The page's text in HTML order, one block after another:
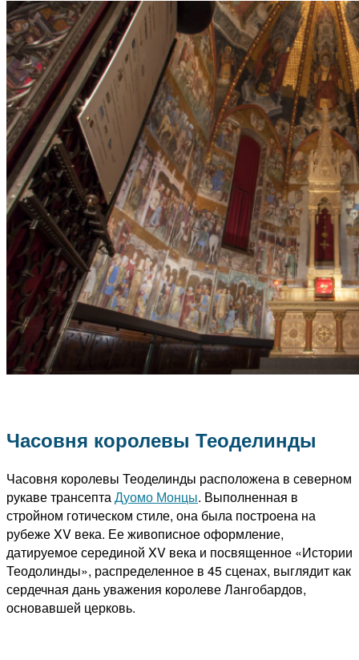
Часовня королевы Теоделинды
Часовня королевы Теоделинды расположена в северном
рукаве трансептаДуомо Монцы. Выполненная в
стройном готическом стиле, она была построена на
рубеже XV века. Ее живописное оформление,
датируемое серединой XV века и посвященное «Истории
Теодолинды», распределенное в 45 сценах, выглядит как
сердечная дань уважения королеве Лангобардов,
основавшей церковь.